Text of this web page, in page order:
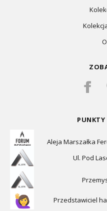
PUNKTY
Aleja Marszałka
Ul. Pod
Przedstawiciel